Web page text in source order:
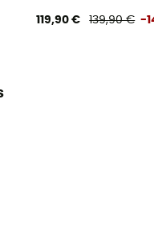
119,90 € 139,90 € -